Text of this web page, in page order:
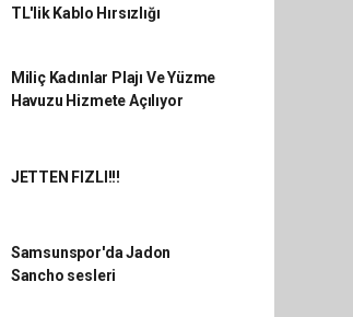
TL'lik Kablo Hırsızlığı
Miliç Kadınlar Plajı Ve Yüzme
Havuzu Hizmete Açılıyor
JETTEN FIZLI!!!
Samsunspor'da Jadon
Sancho sesleri